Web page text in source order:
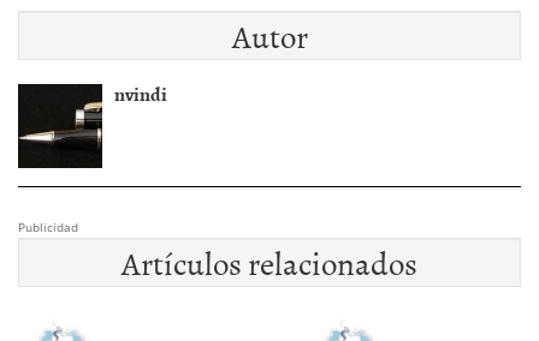
Autor
nvindi
Publicidad
Artículos relacionados